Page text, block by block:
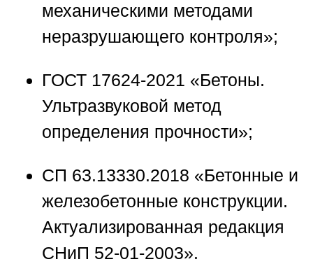
механическими методами
неразрушающего контроля»;
ГОСТ 17624-2021 «Бетоны.
Ультразвуковой метод
определения прочности»;
СП 63.13330.2018 «Бетонные и
железобетонные конструкции.
Актуализированная редакция
СНиП 52-01-2003».